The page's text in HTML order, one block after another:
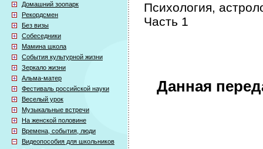
Домашний зоопарк
Рекордсмен
Без визы
Собеседники
Мамина школа
События культурной жизни
Зеркало жизни
Альма-матер
Фестиваль российской науки
Веселый урок
Музыкальные встречи
На женской половине
Времена, события, люди
Видеопособия для школьников
Психология,
Часть 1
Данная